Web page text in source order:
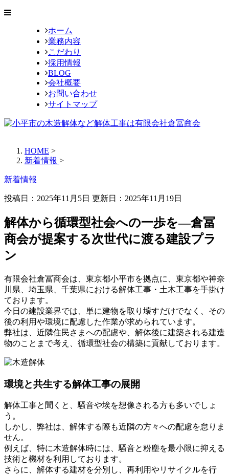
ホーム
業務内容
こだわり
採用情報
BLOG
会社概要
お問い合わせ
サイトマップ
HOME >
新着情報 >
新着情報
投稿日：2025年11月5日 更新日： 2025年11月19日
解体から循環型社会への一歩を―倉冨
商会が提案する次世代に渡る建設プラ
ン
有限会社倉冨商会は、東京都小平市を拠点に、東京都や神奈
川県、埼玉県、千葉県における解体工事・土木工事を手掛け
ております。
今日の建設業界では、単に建物を取り壊すだけでなく、その
後の利用や環境に配慮した作業が求められています。
弊社は、近隣住民さまへの配慮や、解体後に建築される建造
物のことまで考え、循環型社会の構築に貢献しております。
環境と共生する解体工事の展開
解体工事と聞くと、騒音や埃を想像される方も多いでしょ
う。
しかし、弊社は、解体する際も近隣の方々への配慮を怠りま
せん。
例えば、特に木造解体時には、騒音と粉塵を最小限に抑える
技術と機材を利用しております。
さらに、解体する建材を分別し、再利用やリサイクルを行